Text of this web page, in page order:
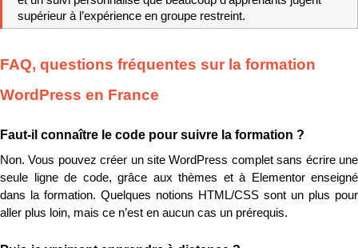
supérieur à l’expérience en groupe restreint.
FAQ, questions fréquentes sur la formation
WordPress en France
Faut-il connaître le code pour suivre la formation ?
Non. Vous pouvez créer un site WordPress complet sans écrire une
seule ligne de code, grâce aux thèmes et à Elementor enseigné
dans la formation. Quelques notions HTML/CSS sont un plus pour
aller plus loin, mais ce n’est en aucun cas un prérequis.